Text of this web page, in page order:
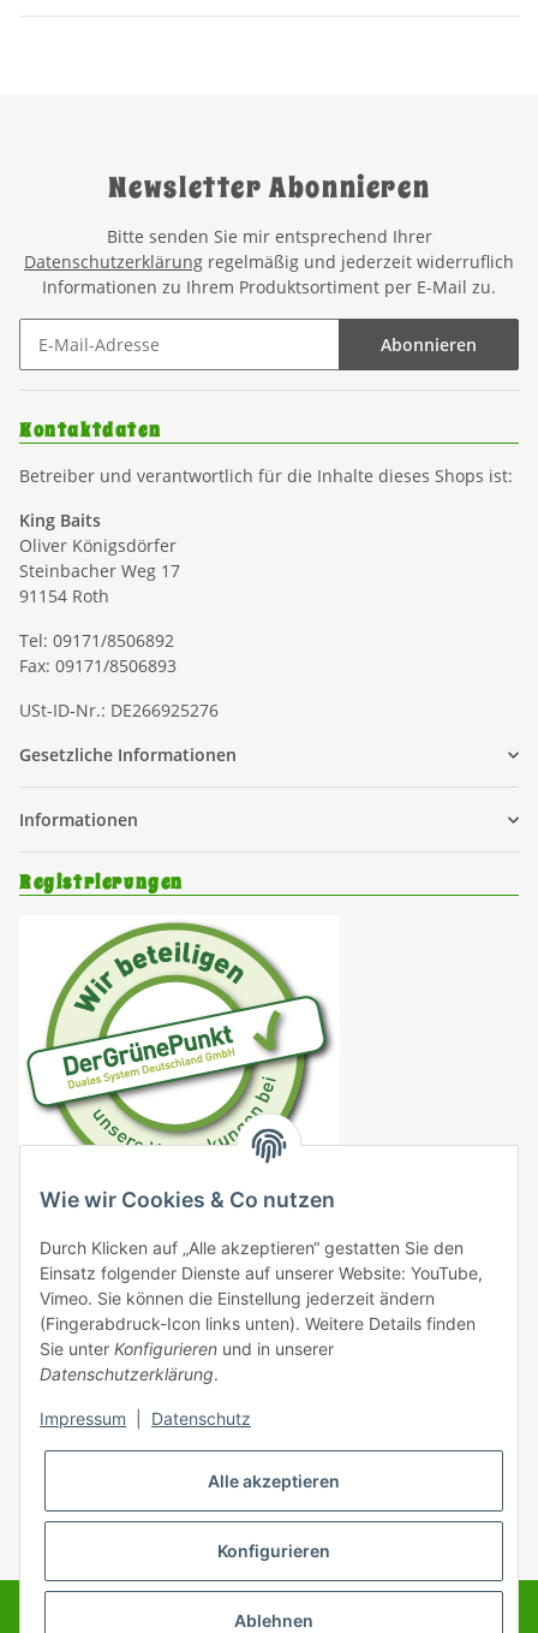
Newsletter Abonnieren
Bitte senden Sie mir entsprechend Ihrer
Datenschutzerklärung regelmäßig und jederzeit widerruflich
Informationen zu Ihrem Produktsortiment per E-Mail zu.
Abonnieren
Kontaktdaten
Betreiber und verantwortlich für die Inhalte dieses Shops ist:
King Baits
Oliver Königsdörfer
Steinbacher Weg 17
91154 Roth
Tel: 09171/8506892
Fax: 09171/8506893
USt-ID-Nr.: DE266925276
Gesetzliche Informationen
Informationen
Registrierungen
VO (EG) 183/2005
VO (EG) 999/2001
EG 1069/2009 DE09576000137
VO (EG) 767/2009
* Alle Preise inkl. gesetzlicher USt., zzgl.Versand
© King Baits
Wie wir Cookies & Co nutzen
Durch Klicken auf „Alle akzeptieren“ gestatten Sie den
Einsatz folgender Dienste auf unserer Website: YouTube,
Vimeo. Sie können die Einstellung jederzeit ändern
(Fingerabdruck-Icon links unten). Weitere Details finden
Sie unter Konfigurieren und in unserer
Datenschutzerklärung.
Impressum Datenschutz
Alle akzeptieren
Konfigurieren
Ablehnen